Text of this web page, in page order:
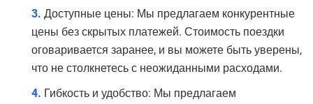
Доступные цены: Мы предлагаем конкурентные
цены без скрытых платежей. Стоимость поездки
оговаривается заранее, и вы можете быть уверены,
что не столкнетесь с неожиданными расходами.
Гибкость и удобство: Мы предлагаем